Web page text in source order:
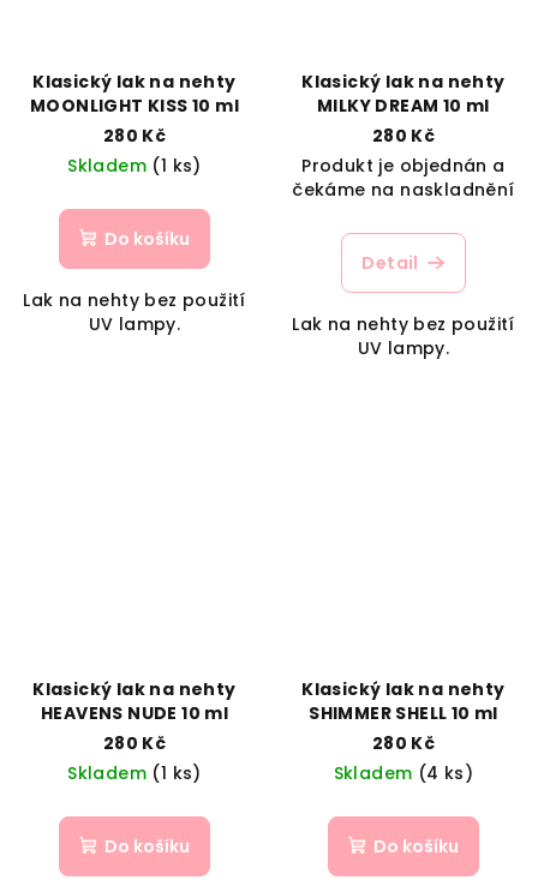
Klasický lak na nehty
MOONLIGHT KISS 10 ml
280 Kč
Skladem (1 ks)
Do košíku
Lak na nehty bez použití
UV lampy.
Klasický lak na nehty
MILKY DREAM 10 ml
280 Kč
Produkt je objednán a
čekáme na naskladnění
Detail
Lak na nehty bez použití
UV lampy.
Klasický lak na nehty
HEAVENS NUDE 10 ml
280 Kč
Skladem (1 ks)
Do košíku
Klasický lak na nehty
SHIMMER SHELL 10 ml
280 Kč
Skladem (4 ks)
Do košíku